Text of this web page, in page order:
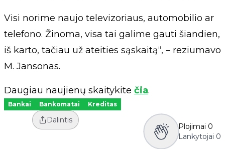
Visi norime naujo televizoriaus, automobilio ar
telefono. Žinoma, visa tai galime gauti šiandien,
iš karto, tačiau už ateities sąskaitą“, – reziumavo
M. Jansonas.
Daugiau naujienų skaitykite čia.
Bankai Bankomatai Kreditas
Dalintis
Plojimai 0
Lankytojai 0